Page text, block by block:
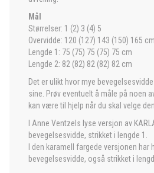
Mål
Størrelser: 1 (2) 3 (4) 5
Overvidde: 120 (127) 143 (150) 165 cm
Lengde 1: 75 (75) 75 (75) 75 cm
Lengde 2: 82 (82) 82 (82) 82 cm
Det er ulikt hvor mye
sine. Prøv eventuelt å måle på noen
kan være til hjelp når du skal velge
I Anne Ventzels lyse versjon av
bevegelsesvidde, strikket i lengde 1.
I den karamell fargede versjonen har
bevegelsesvidde, også strikket i